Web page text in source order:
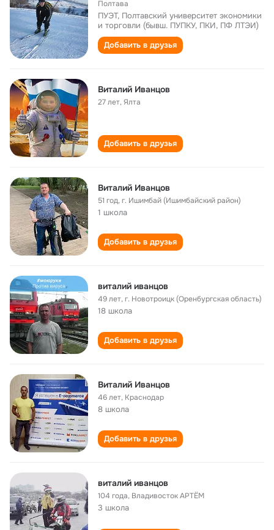
Полтава
ПУЭТ, Полтавский университет экономики
и торговли (бывш. ПУПКУ, ПКИ, ПФ ЛТЭИ)
Добавить в друзья
Виталий Иванцов
27 лет,Ялта
Добавить в друзья
Виталий Иванцов
51 год,г. Ишимбай (Ишимбайский район)
1 школа
Добавить в друзья
виталий иванцов
49 лет,г. Новотроицк (Оренбургская область)
18 школа
Добавить в друзья
Виталий Иванцов
46 лет, Краснодар
8 школа
Добавить в друзья
виталий иванцов
104 года, Владивосток АРТЁМ
3 школа